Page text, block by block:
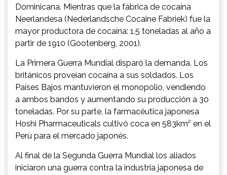
Dominicana. Mientras que la fábrica de cocaína
Neerlandesa (Nederlandsche Cocaine Fabriek) fue la
mayor productora de cocaína: 1.5 toneladas al año a
partir de 1910 (Gootenberg, 2001).
La Primera Guerra Mundial disparó la demanda. Los
británicos proveían cocaína a sus soldados. Los
Países Bajos mantuvieron el monopolio, vendiendo
a ambos bandos y aumentando su producción a 30
toneladas. Por su parte, la farmacéutica japonesa
Hoshi Pharmaceuticals cultivó coca en 583km² en el
Perú para el mercado japonés.
Al final de la Segunda Guerra Mundial los aliados
iniciaron una guerra contra la industria japonesa de